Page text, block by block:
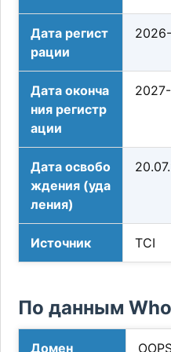
Дата регист
рации
Дата оконча
ния регистр
ации
Дата освобо
ждения (уда
ления)
Источник TCI
По данным
Домен